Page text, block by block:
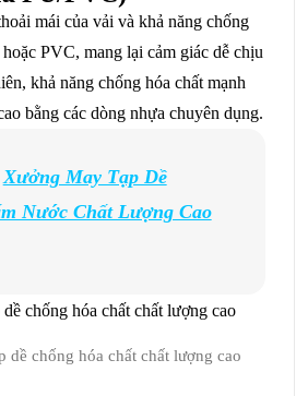
mái của vải và khả năng chống
PVC, mang lại cảm giác dễ chịu
khả năng chống hóa chất mạnh
bằng các dòng nhựa chuyên dụng.
Xưởng May Tạp Dề
Nước Chất Lượng Cao
dề chống hóa chất chất lượng cao